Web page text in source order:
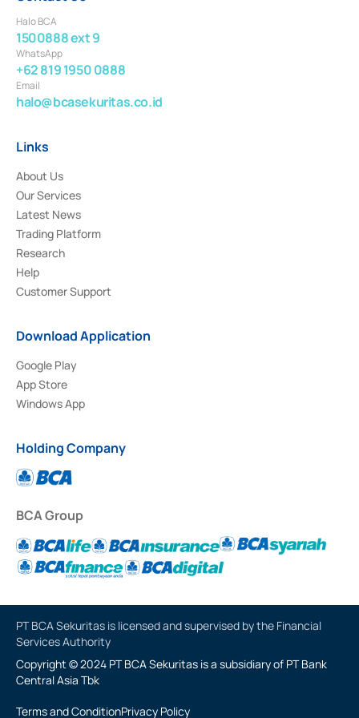
Halo BCA
1500888 ext 9
WhatsApp
+62 819 1950 0888
Email
halo@bcasekuritas.co.id
Links
About Us
Our Services
Latest News
Trading Platform
Research
Help
Customer Support
Download Application
Google Play
App Store
Windows App
Holding Company
BCA Group
PT BCA Sekuritas is licensed and supervised by the Financial
Services Authority
Copyright © 2024 PT BCA Sekuritas is a subsidiary of PT Bank
Central Asia Tbk
Terms and ConditionPrivacy Policy